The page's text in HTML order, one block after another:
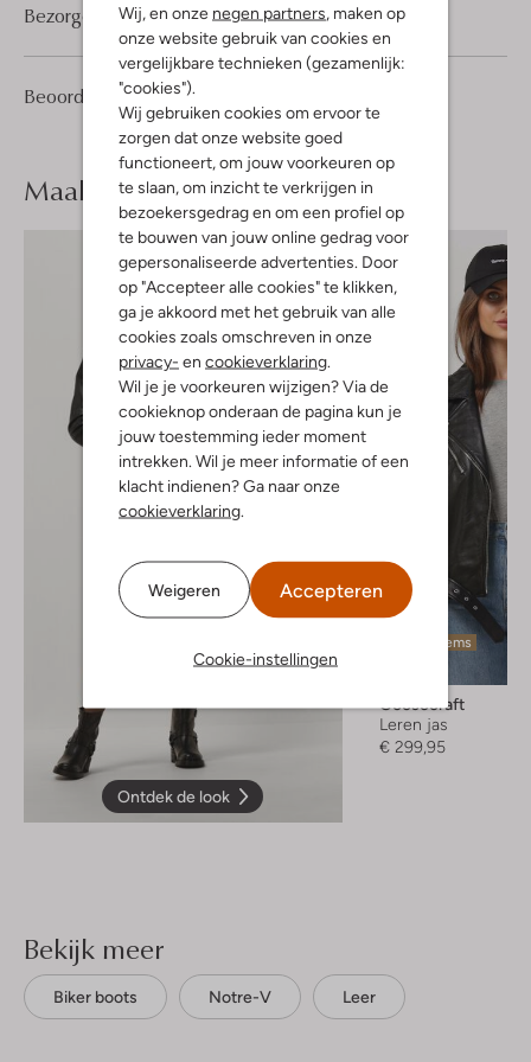
Wij, en onze negen partners, maken op
onze website gebruik van cookies en
vergelijkbare technieken (gezamenlijk:
"cookies").
Wij gebruiken cookies om ervoor te
zorgen dat onze website goed
functioneert, om jouw voorkeuren op
te slaan, om inzicht te verkrijgen in
bezoekersgedrag en om een profiel op
te bouwen van jouw online gedrag voor
gepersonaliseerde advertenties. Door
op "Accepteer alle cookies" te klikken,
ga je akkoord met het gebruik van alle
cookies zoals omschreven in onze
privacy- en cookieverklaring.
Wil je je voorkeuren wijzigen? Via de
cookieknop onderaan de pagina kun je
jouw toestemming ieder moment
intrekken. Wil je meer informatie of een
klacht indienen? Ga naar onze
cookieverklaring.
Weigeren Accepteren
Cookie-instellingen
Beoordelingen (5)
Sterren
Bezorgen & retourneren
Maak jelook compleet
Ontdek de look
Laatste items
Goosecraft
Leren jas
€ 299,95
Bekijk meer
Biker boots Notre-V Leer